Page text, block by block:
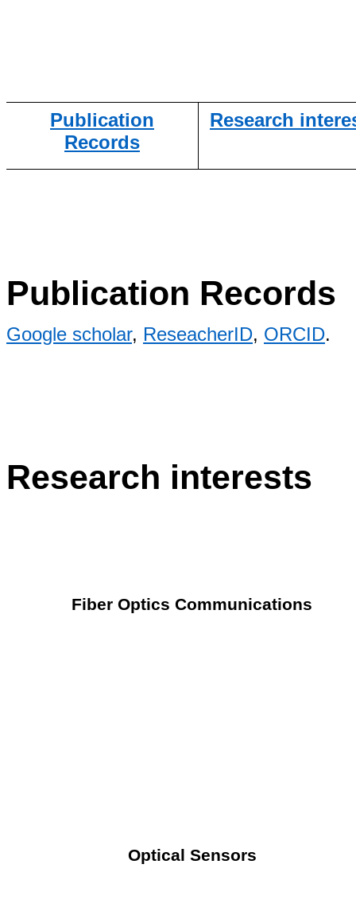
Publication
Records
Research
Publication Records
Google scholar, ReseacherID, ORCID.
Research interests
Fiber Optics Communications
Optical Sensors